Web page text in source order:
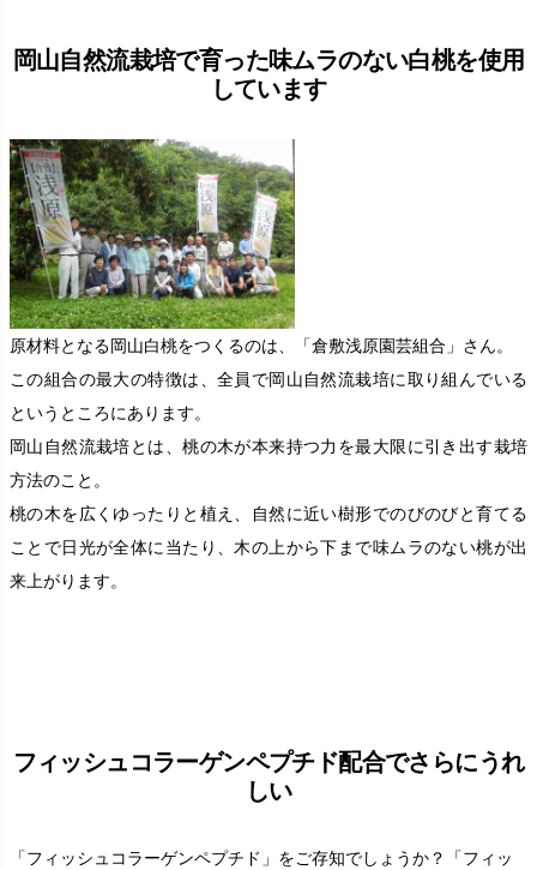
岡山自然流栽培で育った味ムラのない白桃を使用
しています
原材料となる岡山白桃をつくるのは、「倉敷浅原園芸組合」さん。
この組合の最大の特徴は、全員で岡山自然流栽培に取り組んでいる
というところにあります。
岡山自然流栽培とは、桃の木が本来持つ力を最大限に引き出す栽培
方法のこと。
桃の木を広くゆったりと植え、自然に近い樹形でのびのびと育てる
ことで日光が全体に当たり、木の上から下まで味ムラのない桃が出
来上がります。
フィッシュコラーゲンペプチド配合でさらにうれ
しい
「フィッシュコラーゲンペプチド」をご存知でしょうか？「フィッ